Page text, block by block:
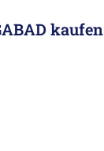
kaufen